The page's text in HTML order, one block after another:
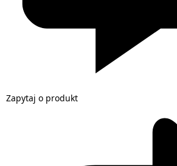
Zapytaj o produkt